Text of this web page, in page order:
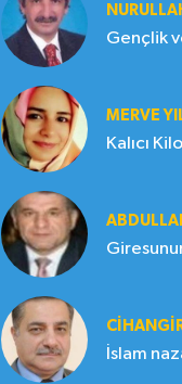
MERVE
Kalıcı
İslam